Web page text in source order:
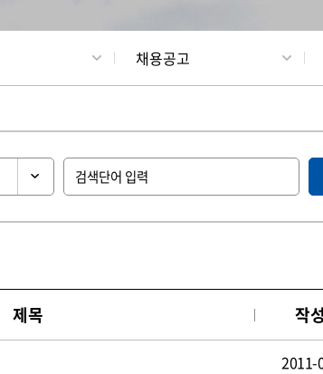
채용공고
제목 작
2011-